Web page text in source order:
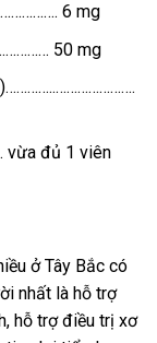
6 mg
50 mg
vừa đủ 1 viên
ở Tây Bắc có
nhất là hỗ trợ
hỗ trợ điều trị xơ